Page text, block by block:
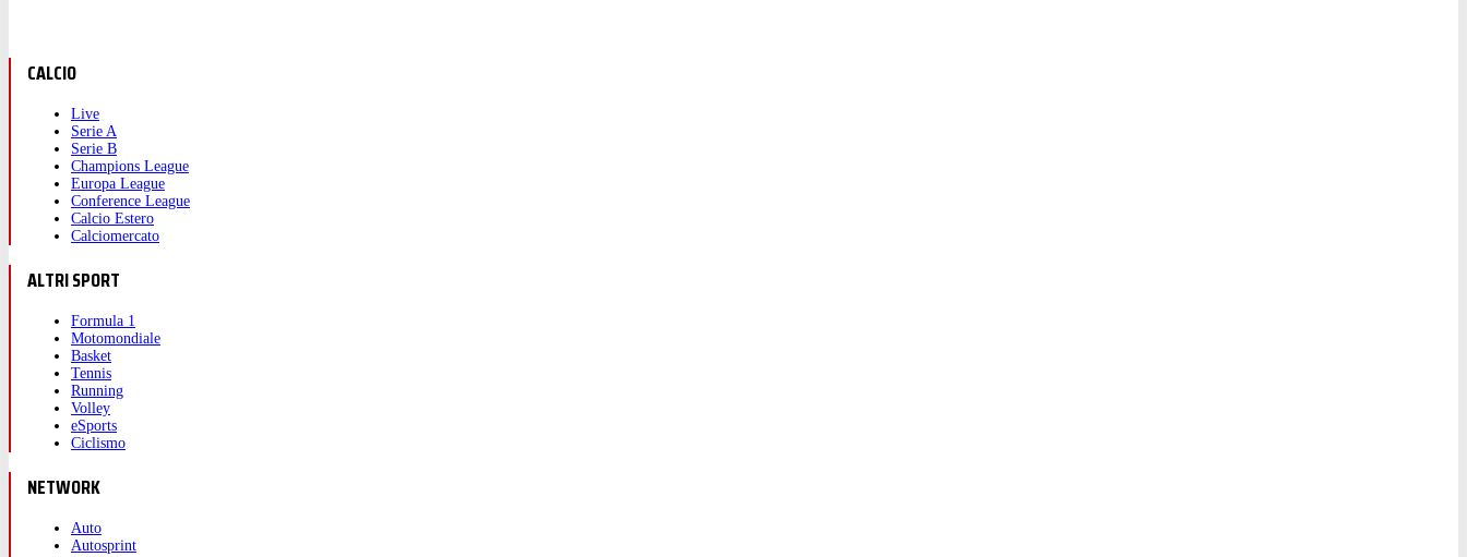
CALCIO
Live
Serie A
Serie B
Champions League
Europa League
Conference League
Calcio Estero
Calciomercato
ALTRI SPORT
Formula 1
Motomondiale
Basket
Tennis
Running
Volley
eSports
Ciclismo
NETWORK
Auto
Autosprint